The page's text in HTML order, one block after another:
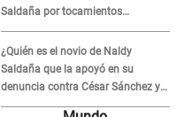
Saldaña por tocamientos
indebidos: "Pido respetar la
presunción de inocencia"
¿Quién es el novio de Naldy
Saldaña que la apoyó en su
denuncia contra César Sánchez y
confrontó al dueño de 'La Bella